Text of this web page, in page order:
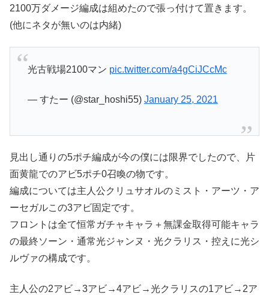
2100万ダメージ編成は組めたので張っ付けて置きます。
(他にネタが無いのは内緒)
光古戦場2100マン pic.twitter.com/a4gCiJCcMc
— すたー (@star_hoshi55) January 25, 2021
見出し通りの5ポチ編成が今の僕には限界でしたので、片
面黄龍でのアビ5ポチ0召喚の物です。
編成については主人公クリュサオルのミスト・アーツ・ア
ーセガルこの3アビ固定です。
フロントは全て恒常ガチャキャラ＋無課金取得可能キャラ
の最終ソーン・通常光ジャンヌ・光クラリス・控えに光シ
ルヴァの構成です。
主人公の2アビ→3アビ→4アビ→光クラリスの1アビ→2ア